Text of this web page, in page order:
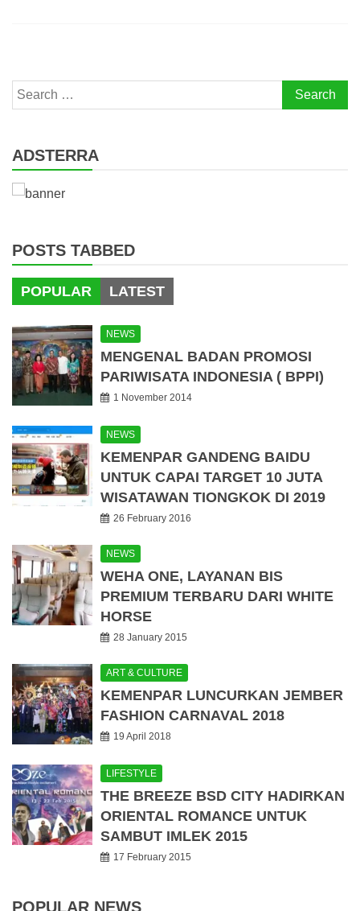
Search
for:
ADSTERRA
POSTS TABBED
POPULAR LATEST
NEWS
MENGENAL BADAN PROMOSI
PARIWISATA INDONESIA ( BPPI)
1 November 2014
NEWS
KEMENPAR GANDENG BAIDU
UNTUK CAPAI TARGET 10 JUTA
WISATAWAN TIONGKOK DI 2019
26 February 2016
NEWS
WEHA ONE, LAYANAN BIS
PREMIUM TERBARU DARI WHITE
HORSE
28 January 2015
ART & CULTURE
KEMENPAR LUNCURKAN JEMBER
FASHION CARNAVAL 2018
19 April 2018
LIFESTYLE
THE BREEZE BSD CITY HADIRKAN
ORIENTAL ROMANCE UNTUK
SAMBUT IMLEK 2015
17 February 2015
POPULAR NEWS